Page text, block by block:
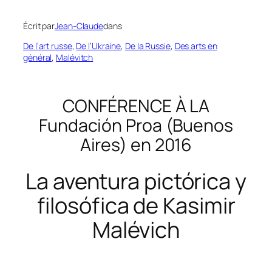
Écrit parJean-Claudedans
De l’art russe, De l’Ukraine, De la Russie, Des arts en
général, Malévitch
CONFÉRENCE À LA
Fundación Proa (Buenos
Aires) en 2016
La aventura pictórica y
filosófica de Kasimir
Malévich